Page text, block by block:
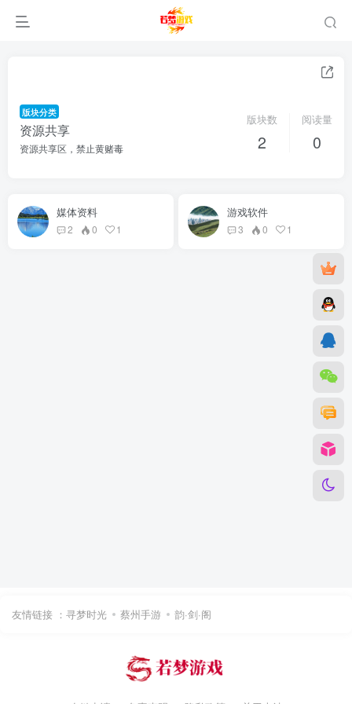
版块分类
资源共享
资源共享区，禁止黄赌毒
版块数
2
阅读量
0
媒体资料
2 0 1
游戏软件
3 0 1
友情链接 ： 寻梦时光 蔡州手游 韵·剑·阁